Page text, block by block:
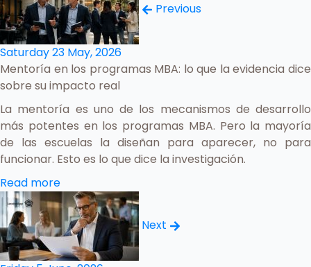
Previous
Saturday 23 May, 2026
Mentoría en los programas MBA: lo que la evidencia dice
sobre su impacto real
La mentoría es uno de los mecanismos de desarrollo
más potentes en los programas MBA. Pero la mayoría
de las escuelas la diseñan para aparecer, no para
funcionar. Esto es lo que dice la investigación.
Read more
Next